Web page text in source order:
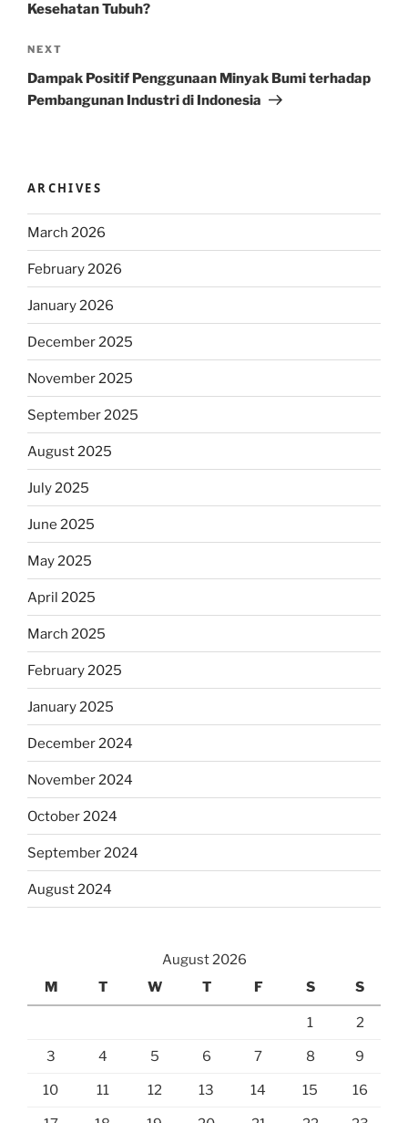
Kesehatan Tubuh?
Next
Post
NEXT
Dampak Positif Penggunaan Minyak Bumi terhadap
Pembangunan Industri di Indonesia
ARCHIVES
March 2026
February 2026
January 2026
December 2025
November 2025
September 2025
August 2025
July 2025
June 2025
May 2025
April 2025
March 2025
February 2025
January 2025
December 2024
November 2024
October 2024
September 2024
August 2024
August 2026
M
T W T F S S
1 2
3 4 5 6 7 8 9
10 11 12 13 14 15 16